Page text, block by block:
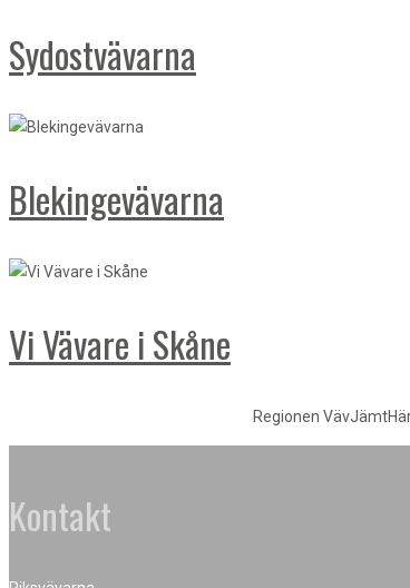
Sydostvävarna
Blekingevävarna
Vi Vävare i Skåne
Regionen
Kontakt